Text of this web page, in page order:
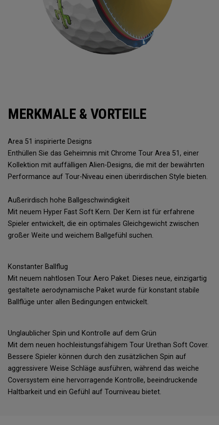
MERKMALE & VORTEILE
Area 51 inspirierte Designs
Enthüllen Sie das Geheimnis mit Chrome Tour Area 51, einer
Kollektion mit auffälligen Alien-Designs, die mit der bewährten
Performance auf Tour-Niveau einen überirdischen Style bieten.
Außerirdisch hohe Ballgeschwindigkeit
Mit neuem Hyper Fast Soft Kern. Der Kern ist für erfahrene
Spieler entwickelt, die ein optimales Gleichgewicht zwischen
großer Weite und weichem Ballgefühl suchen.
Konstanter Ballflug
Mit neuem nahtlosen Tour Aero Paket. Dieses neue, einzigartig
gestaltete aerodynamische Paket wurde für konstant stabile
Ballflüge unter allen Bedingungen entwickelt.
Unglaublicher Spin und Kontrolle auf dem Grün
Mit dem neuen hochleistungsfähigem Tour Urethan Soft Cover.
Bessere Spieler können durch den zusätzlichen Spin auf
aggressivere Weise Schläge ausführen, während das weiche
Coversystem eine hervorragende Kontrolle, beeindruckende
Haltbarkeit und ein Gefühl auf Tourniveau bietet.